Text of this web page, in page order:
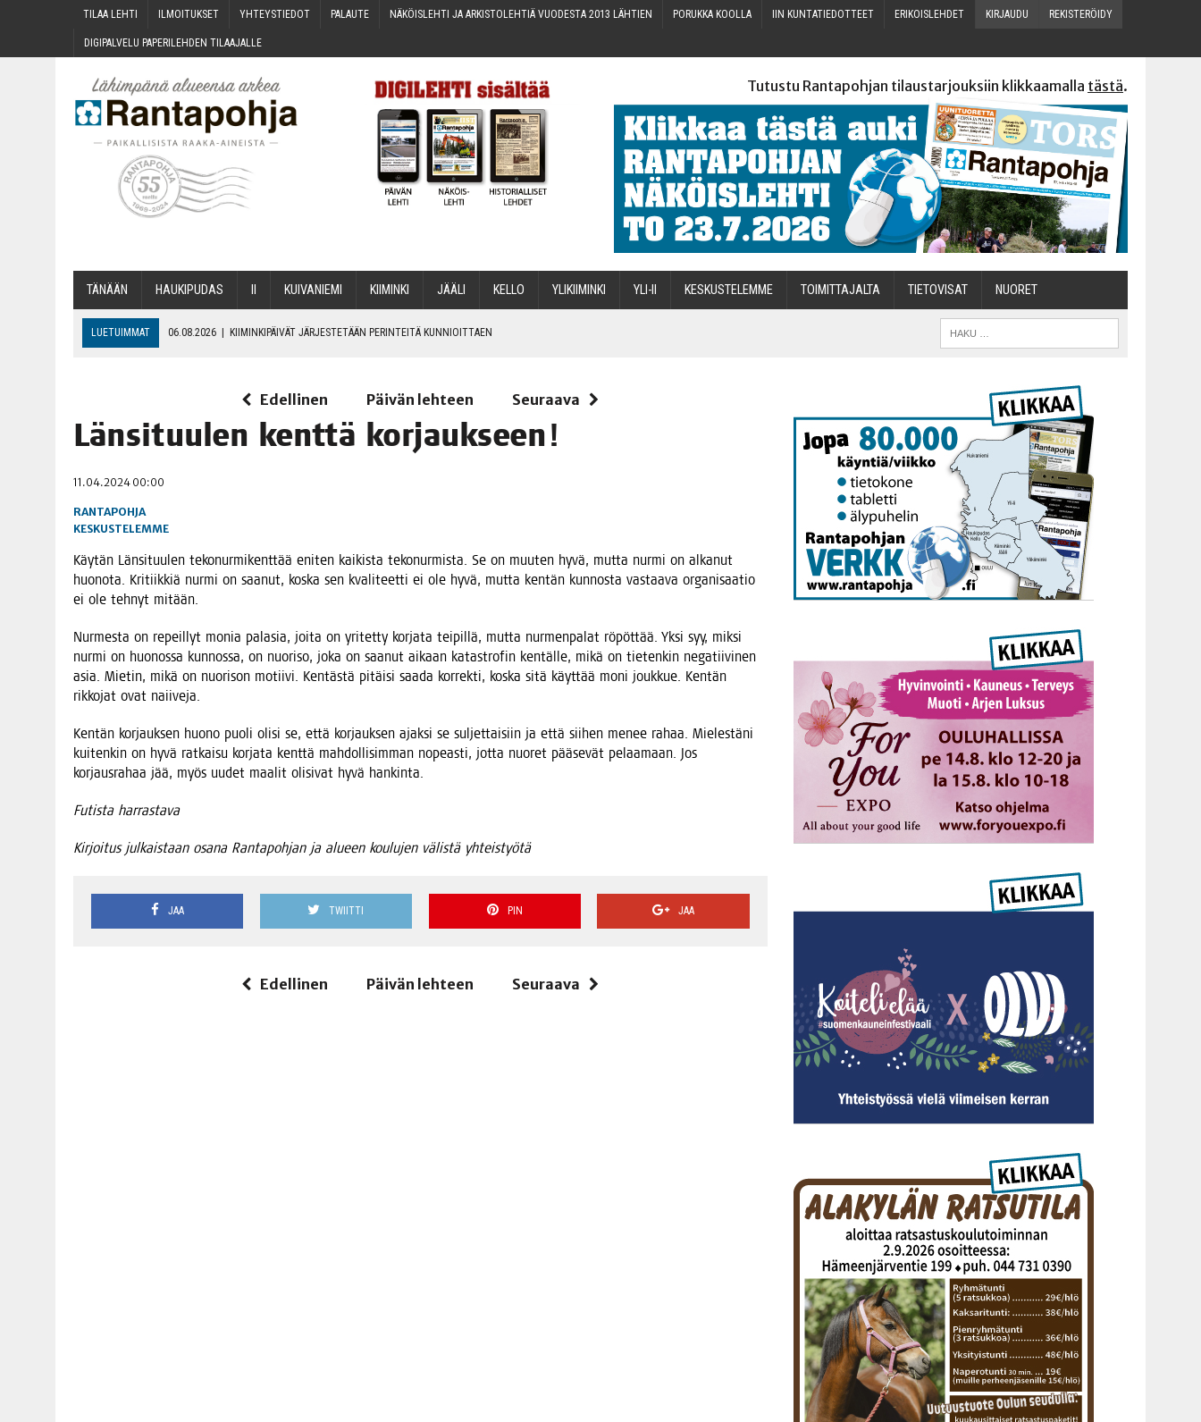
TILAA LEH­TI ILMOI­TUK­SET YHTEYS­TIE­DOT PALAU­TE NÄKÖIS­LEH­TI JA ARKIS­TO­LEH­TIÄ VUO­DES­TA 2013 LÄHTIEN PORUK­KA KOOLLA IIN KUN­TA­TIE­DOT­TEET ERI­KOIS­LEH­DET KIR­JAU­DU REKIS­TE­RÖI­DY
DIGI­PAL­VE­LU PAPE­RI­LEH­DEN TILAAJALLE
Tutustu Rantapohjan tilaustarjouksiin klikkaamalla tästä.
TÄNÄÄN HAU­KI­PU­DAS KUI­VA­NIE­MI KII­MIN­KI JÄÄ­LI KEL­LO YLI­KII­MIN­KI YLI-II KES­KUS­TE­LEM­ME TOI­MIT­TA­JAL­TA TIETOVISAT NUO­RET
LUETUIMMAT 06.08.2026 | KII­MIN­KI­PÄI­VÄT JÄR­JES­TE­TÄÄN PERIN­TEI­TÄ KUNNIOITTAEN
MAKA­RO­NI­LAA­TI­KOL­LA ARKEEN
06.08.2026 | OPIN­TOI­HIN KAN­SA­LAIS­OPIS­TOS­SA VOI SAA­DA AVUSTUSTA
08.08.2026 | MENO­VINK­KE­JÄ LOP­PU­KE­SÄN TAPAHTUMIIN
Edellinen Päivän lehteen Seuraava
Län­si­tuu­len kent­tä korjaukseen!
11.04.2024 00:00
RANTAPOHJA
KESKUSTELEMME
Käy­tän Län­si­tuu­len teko­nur­mi­kent­tää eni­ten kai­kis­ta teko­nur­mis­ta. Se on muu­ten hyvä, mut­ta nur­mi on alka­nut
huo­no­ta. Kri­tiik­kiä nur­mi on saa­nut, kos­ka sen kva­li­teet­ti ei ole hyvä, mut­ta ken­tän kun­nos­ta vas­taa­va orga­ni­saa­tio
ei ole teh­nyt mitään.
Nur­mes­ta on repeil­lyt monia pala­sia, joi­ta on yri­tet­ty kor­ja­ta tei­pil­lä, mut­ta nur­men­pa­lat röpöt­tää. Yksi syy, mik­si
nur­mi on huo­nos­sa kun­nos­sa, on nuo­ri­so, joka on saa­nut aikaan kata­stro­fin ken­täl­le, mikä on tie­ten­kin nega­tii­vi­nen
asia. Mie­tin, mikä on nuo­ri­son motii­vi. Ken­täs­tä pitäi­si saa­da kor­rek­ti, kos­ka sitä käyt­tää moni jouk­kue. Ken­tän
rik­ko­jat ovat naiiveja.
Ken­tän kor­jauk­sen huo­no puo­li oli­si se, että kor­jauk­sen ajak­si se sul­jet­tai­siin ja että sii­hen menee rahaa. Mie­les­tä­ni
kui­ten­kin on hyvä rat­kai­su kor­ja­ta kent­tä mah­dol­li­sim­man nopeas­ti, jot­ta nuo­ret pää­se­vät pelaa­maan. Jos
kor­jaus­ra­haa jää, myös uudet maa­lit oli­si­vat hyvä hankinta.
Futis­ta harrastava
Kir­joi­tus jul­kais­taan osa­na Ran­ta­poh­jan ja alu­een kou­lu­jen välis­tä yhteistyötä
JAA TWIITTI PIN JAA
Edellinen Päivän lehteen Seuraava